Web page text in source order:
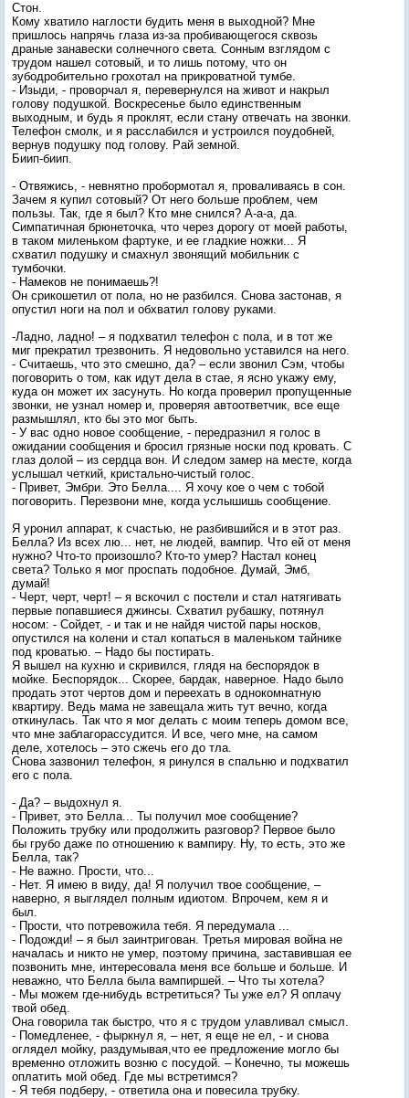
Стон.
Кому хватило наглости будить меня в выходной? Мне
пришлось напрячь глаза из-за пробивающегося сквозь
драные занавески солнечного света. Сонным взглядом с
трудом нашел сотовый, и то лишь потому, что он
зубодробительно грохотал на прикроватной тумбе.
- Изыди, - проворчал я, перевернулся на живот и накрыл
голову подушкой. Воскресенье было единственным
выходным, и будь я проклят, если стану отвечать на звонки.
Телефон смолк, и я расслабился и устроился поудобней,
вернув подушку под голову. Рай земной.
Биип-биип.
- Отвяжись, - невнятно пробормотал я, проваливаясь в сон.
Зачем я купил сотовый? От него больше проблем, чем
пользы. Так, где я был? Кто мне снился? А-а-а, да.
Симпатичная брюнеточка, что через дорогу от моей работы,
в таком миленьком фартуке, и ее гладкие ножки... Я
схватил подушку и смахнул звонящий мобильник с
тумбочки.
- Намеков не понимаешь?!
Он срикошетил от пола, но не разбился. Снова застонав, я
опустил ноги на пол и обхватил голову руками.
-Ладно, ладно! – я подхватил телефон с пола, и в тот же
миг прекратил трезвонить. Я недовольно уставился на него.
- Считаешь, что это смешно, да? – если звонил Сэм, чтобы
поговорить о том, как идут дела в стае, я ясно укажу ему,
куда он может их засунуть. Но когда проверил пропущенные
звонки, не узнал номер и, проверяя автоответчик, все еще
размышлял, кто бы это мог быть.
- У вас одно новое сообщение, - передразнил я голос в
ожидании сообщения и бросил грязные носки под кровать. С
глаз долой – из сердца вон. И следом замер на месте, когда
услышал четкий, кристально-чистый голос.
- Привет, Эмбри. Это Белла.... Я хочу кое о чем с тобой
поговорить. Перезвони мне, когда услышишь сообщение.
Я уронил аппарат, к счастью, не разбившийся и в этот раз.
Белла? Из всех лю... нет, не людей, вампир. Что ей от меня
нужно? Что-то произошло? Кто-то умер? Настал конец
света? Только я мог проспать подобное. Думай, Эмб,
думай!
- Черт, черт, черт! – я вскочил с постели и стал натягивать
первые попавшиеся джинсы. Схватил рубашку, потянул
носом: - Сойдет, - и так и не найдя чистой пары носков,
опустился на колени и стал копаться в маленьком тайнике
под кроватью. – Надо бы постирать.
Я вышел на кухню и скривился, глядя на беспорядок в
мойке. Беспорядок... Скорее, бардак, наверное. Надо было
продать этот чертов дом и переехать в однокомнатную
квартиру. Ведь мама не завещала жить тут вечно, когда
откинулась. Так что я мог делать с моим теперь домом все,
что мне заблагорассудится. И все, чего мне, на самом
деле, хотелось – это сжечь его до тла.
Снова зазвонил телефон, я ринулся в спальню и подхватил
его с пола.
- Да? – выдохнул я.
- Привет, это Белла... Ты получил мое сообщение?
Положить трубку или продолжить разговор? Первое было
бы грубо даже по отношению к вампиру. Ну, то есть, это же
Белла, так?
- Не важно. Прости, что...
- Нет. Я имею в виду, да! Я получил твое сообщение, –
наверно, я выглядел полным идиотом. Впрочем, кем я и
был.
- Прости, что потревожила тебя. Я передумала ...
- Подожди! – я был заинтригован. Третья мировая война не
началась и никто не умер, поэтому причина, заставившая ее
позвонить мне, интересовала меня все больше и больше. И
неважно, что Белла была вампиршей. – Что ты хотела?
- Мы можем где-нибудь встретиться? Ты уже ел? Я оплачу
твой обед.
Она говорила так быстро, что я с трудом улавливал смысл.
- Помедленее, - фыркнул я, – нет, я еще не ел, - и снова
оглядел мойку, раздумывая,что ее предложение могло бы
временно отложить возню с посудой. – Конечно, ты можешь
оплатить мой обед. Где мы встретимся?
- Я тебя подберу, - ответила она и повесила трубку.